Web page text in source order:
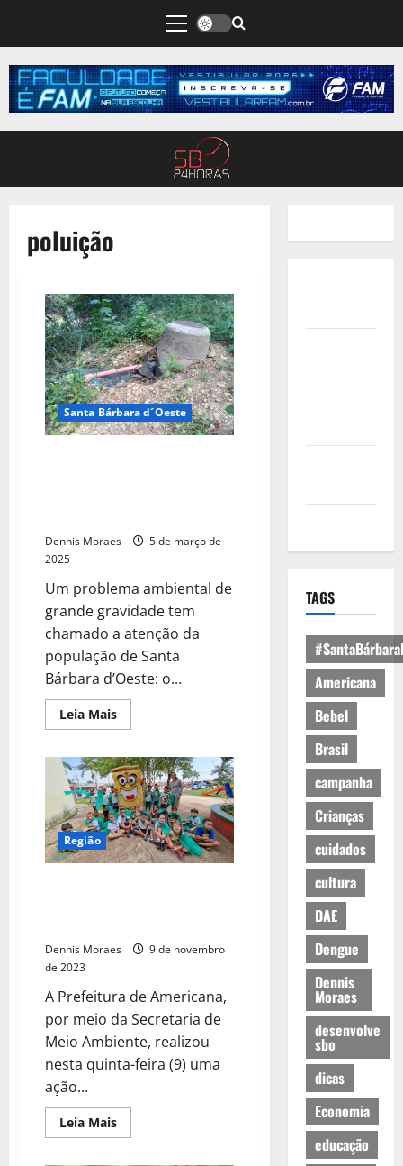
poluição
Santa Bárbara d´Oeste
Dennis Moraes
5 de março de
2025
Um problema ambiental de
grande gravidade tem
chamado a atenção da
população de Santa
Bárbara d’Oeste: o...
Leia Mais
Região
Dennis Moraes
9 de novembro
de 2023
A Prefeitura de Americana,
por meio da Secretaria de
Meio Ambiente, realizou
nesta quinta-feira (9) uma
ação...
Leia Mais
TAGS
Americana
Bebel
Brasil
campanha
Crianças
cuidados
cultura
DAE
Dengue
Dennis
Moraes
desenvolve
sbo
dicas
Economia
educação